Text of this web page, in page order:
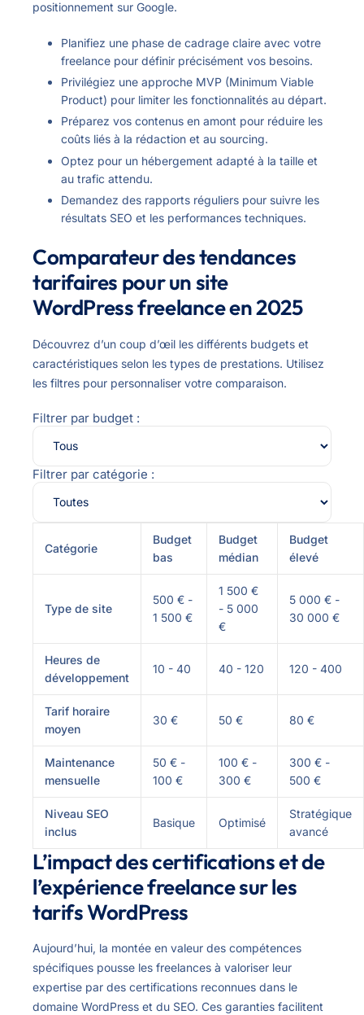
positionnement sur Google.
Planifiez une phase de cadrage claire avec votre
freelance pour définir précisément vos besoins.
Privilégiez une approche MVP (Minimum Viable
Product) pour limiter les fonctionnalités au départ.
Préparez vos contenus en amont pour réduire les
coûts liés à la rédaction et au sourcing.
Optez pour un hébergement adapté à la taille et
au trafic attendu.
Demandez des rapports réguliers pour suivre les
résultats SEO et les performances techniques.
Comparateur des tendances
tarifaires pour un site
WordPress freelance en 2025
Découvrez d’un coup d’œil les différents budgets et
caractéristiques selon les types de prestations. Utilisez
les filtres pour personnaliser votre comparaison.
Filtrer par budget :
Filtrer par catégorie :
Catégorie
Budget
bas
Budget
médian
Budget
élevé
Type de site
500 € -
1 500 €
1 500 €
- 5 000
€
5 000 € -
30 000 €
Heures de
développement
10 - 40 40 - 120 120 - 400
Tarif horaire
moyen
30 € 50 € 80 €
Maintenance
mensuelle
50 € -
100 €
100 € -
300 €
300 € -
500 €
Niveau SEO
inclus
Basique Optimisé
Stratégique
avancé
L’impact des certifications et de
l’expérience freelance sur les
tarifs WordPress
Aujourd’hui, la montée en valeur des compétences
spécifiques pousse les freelances à valoriser leur
expertise par des certifications reconnues dans le
domaine WordPress et du SEO. Ces garanties facilitent